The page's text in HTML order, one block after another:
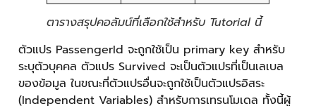
ตารางสรุปคอลัมน์ที่เลือกใช้สำหรับ Tutorial นี้
ตัวแปร PassengerId จะถูกใช้เป็น primary key สำหรับ
ระบุตัวบุคคล ตัวแปร Survived จะเป็นตัวแปรที่เป็นเลเบล
ของข้อมูล ในขณะที่ตัวแปรอื่นจะถูกใช้เป็นตัวแปรอิสระ
(Independent Variables) สำหรับการเทรนโมเดล ทั้งนี้ผู้